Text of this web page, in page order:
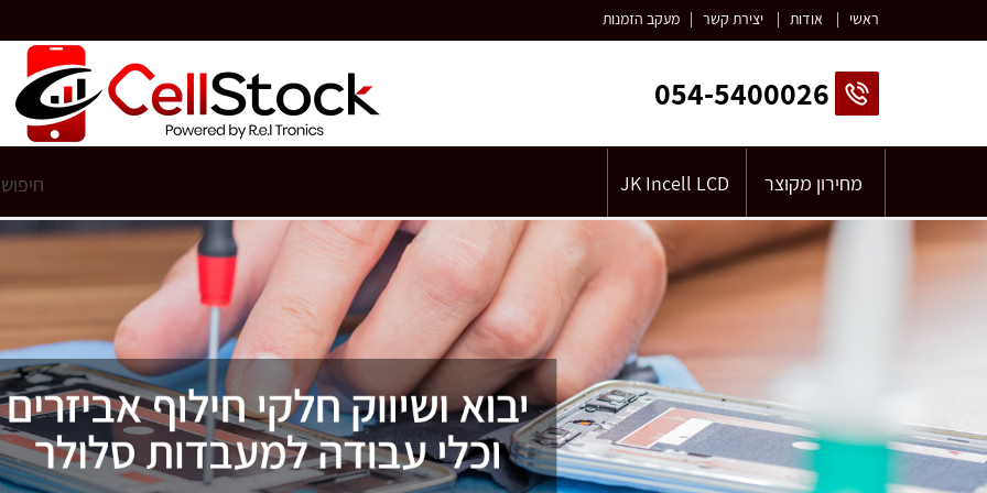
ראשי | אודות | יצירת קשר | מעקב הזמנות
054-5400026
מחירון מקוצר JK Incell LCD